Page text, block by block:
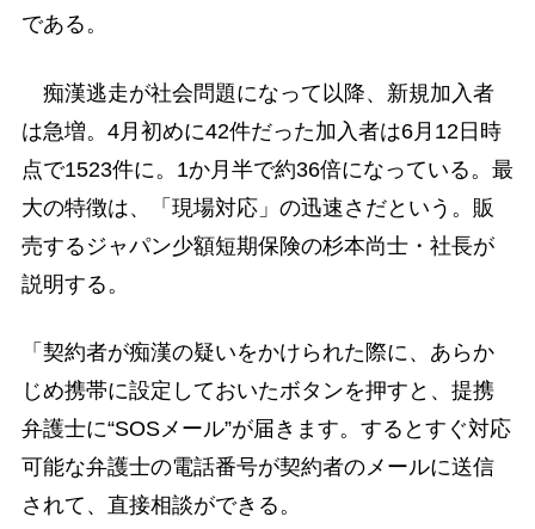
である。
痴漢逃走が社会問題になって以降、新規加入者
は急増。4月初めに42件だった加入者は6月12日時
点で1523件に。1か月半で約36倍になっている。最
大の特徴は、「現場対応」の迅速さだという。販
売するジャパン少額短期保険の杉本尚士・社長が
説明する。
「契約者が痴漢の疑いをかけられた際に、あらか
じめ携帯に設定しておいたボタンを押すと、提携
弁護士に“SOSメール”が届きます。するとすぐ対応
可能な弁護士の電話番号が契約者のメールに送信
されて、直接相談ができる。